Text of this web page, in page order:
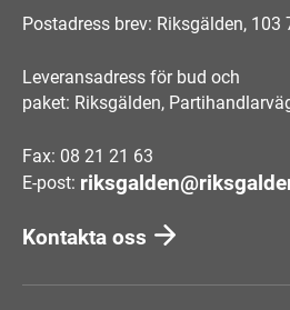
Postadress brev: Riksgälden, 103
Leveransadress för bud och
paket: Riksgälden,
Fax: 08 21 21 63
E-post:
Kontakta oss